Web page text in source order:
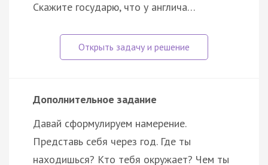
Скажите государю, что у англича…
Дополнительное задание
Давай сформулируем намерение.
Представь себя через год. Где ты
находишься? Кто тебя окружает? Чем ты